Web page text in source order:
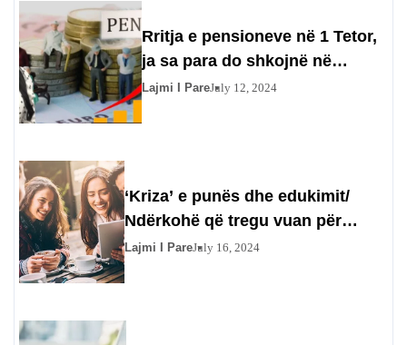
Rritja e pensioneve në 1 Tetor,
ja sa para do shkojnë në
xhepat e pensionistëve
Lajmi I PareJuly 12, 2024
‘Kriza’ e punës dhe edukimit/
Ndërkohë që tregu vuan për
punonjës, si po e shpenzojnë të
Lajmi I PareJuly 16, 2024